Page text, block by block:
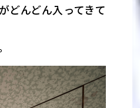
どんどん入ってきて